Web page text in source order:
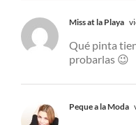
Miss at la Playa
Qué pinta
probarlas 😉
Peque a la Moda